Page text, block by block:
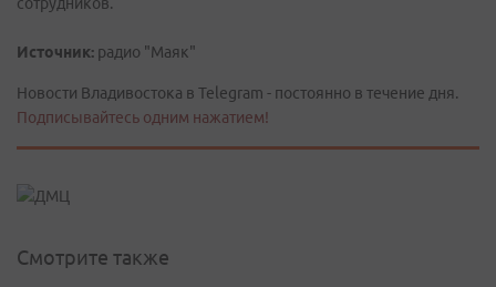
Источник: радио "Маяк"
Новости Владивостока в Telegram - постоянно в течение дня.
Подписывайтесь одним нажатием!
Смотрите также